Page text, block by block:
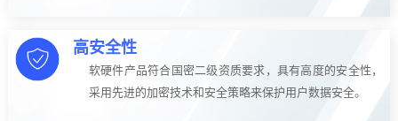
高安全性
软硬件产品符合国密二级资质要求，具有高度的安全性，
采用先进的加密技术和安全策略来保护用户数据安全。